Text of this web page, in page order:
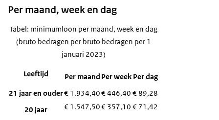
Per maand, week en dag
Leeftijd Per maand Per week Per dag
Tabel: minimumloon per maand, week en dag
(bruto bedragen per bruto bedragen per 1
januari 2023)
21 jaar en ouder€ 1.934,40€ 446,40 € 89,28
20 jaar
€ 1.547,50€ 357,10 € 71,42